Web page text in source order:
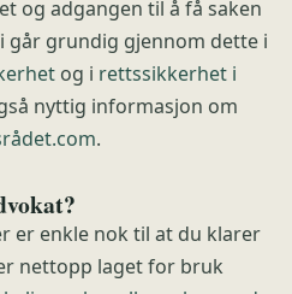
og adgangen til å få saken
går grundig gjennom dette i
og i rettssikkerhet i
nyttig informasjon om
.
er enkle nok til at du klarer
nettopp laget for bruk